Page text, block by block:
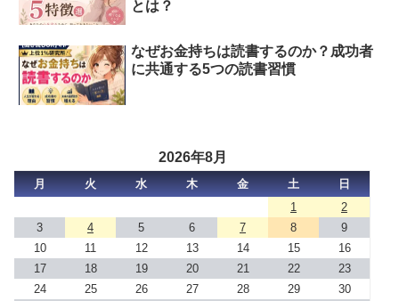
とは？
なぜお金持ちは読書するのか？成功者
に共通する5つの読書習慣
2026年8月
月 火 水 木 金 土
日
1
2
3
4 5 6 7 8
9
10
11 12 13 14 15
16
17
18 19 20 21 22
23
24
25 26 27 28 29
30